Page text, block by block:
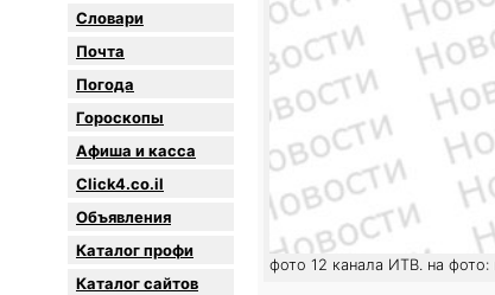
Словари
Почта
Погода
Гороскопы
Афиша и касса
Click4.co.il
Объявления
Каталог профи
Каталог сайтов
фото 12 канала ИТВ. на